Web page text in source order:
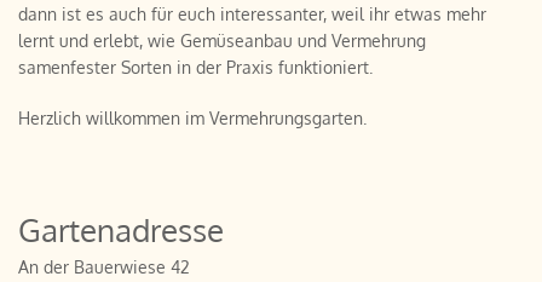
dann ist es auch für euch interessanter, weil ihr etwas mehr
lernt und erlebt, wie Gemüseanbau und Vermehrung
samenfester Sorten in der Praxis funktioniert.
Herzlich willkommen im Vermehrungsgarten.
Gartenadresse
An der Bauerwiese 42